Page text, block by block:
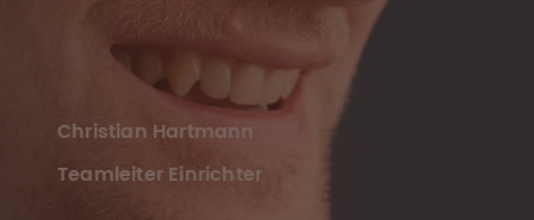
Christian Hartmann
Teamleiter Einrichter